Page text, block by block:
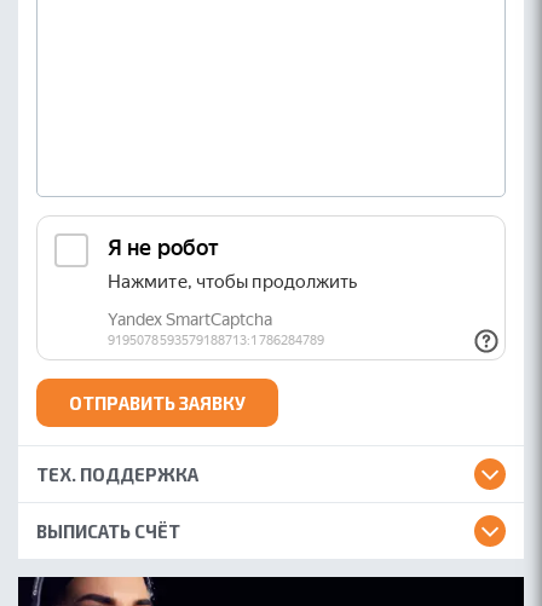
ОТПРАВИТЬ ЗАЯВКУ
ТЕХ. ПОДДЕРЖКА
ВЫПИСАТЬ СЧЁТ